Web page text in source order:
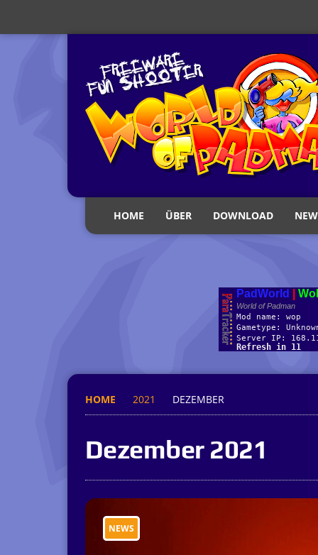
HOME ÜBER DOWNLOAD
HOME 2021 DEZEMBER
Dezember 2021
NEWS